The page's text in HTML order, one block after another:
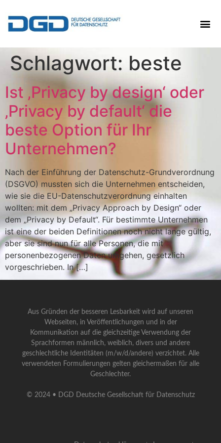
Schlagwort: beste
Ist ‚Privacy by design‘ oder
‚Privacy by default‘ die
beste Option für Ihr
Unternehmen?
Nach der Einführung der Datenschutz-Grundverordnung
(DSGVO) mussten sich die Unternehmen entscheiden,
wie sie die EU-Datenschutzverordnung einhalten
wollten: mit dem „Privacy Approach by Design“ oder
dem „Privacy by Default“. Für bestimmte Unternehmen
ist eine der beiden Definitionen noch nicht lange gültig,
aber sie sind nun für alle Personen, die mit
personenbezogenen Daten umgehen, gesetzlich
vorgeschrieben. In […]
Aus Gründen der besseren Lesbarkeit wird auf unseren
Webseiten, in Veröffentlichungen und in der
Kommunikation auf die gleichzeitige Verwendung der
Sprachformen männlich, weiblich, divers und andere
geschlechtliche Identitäten (m/w/d/andere) verzichtet. Alle
verwendeten Formulierungen gelten gleichermaßen für alle
Geschlechter.
© 2024 • DGD Deutsche Gesellschaft für Datenschutz